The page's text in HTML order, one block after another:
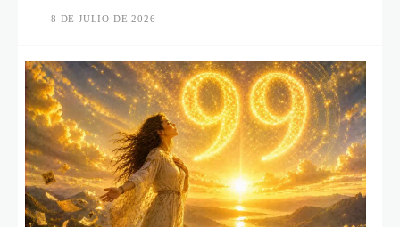
8 DE JULIO DE 2026